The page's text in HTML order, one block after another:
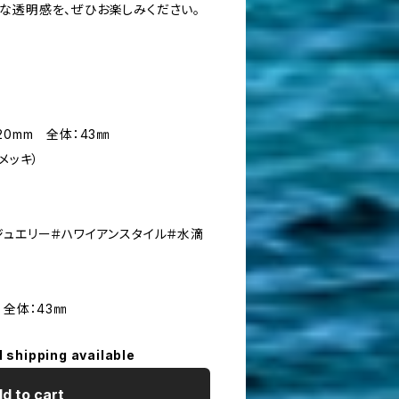
明感を、ぜひお楽しみください。
20mm 全体：43㎜
キ）
エリー＃ハワイアンスタイル＃水滴
体：43㎜
shipping available
to cart